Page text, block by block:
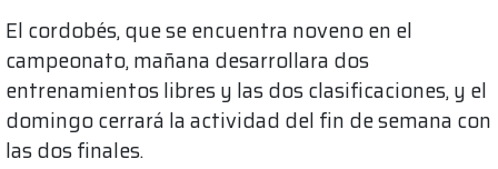
El cordobés, que se encuentra noveno en el
campeonato, mañana desarrollara dos
entrenamientos libres y las dos clasificaciones, y el
domingo cerrará la actividad del fin de semana con
las dos finales.